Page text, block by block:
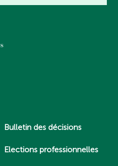
Bulletin des décisions
Elections professionnelles